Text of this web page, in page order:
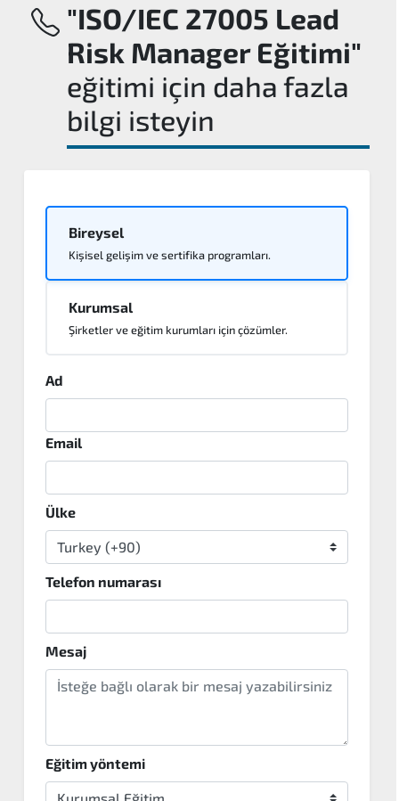
"ISO/IEC 27005 Lead
Risk Manager Eğitimi"
eğitimi için daha fazla
bilgi isteyin
Bireysel
Kişisel gelişim ve sertifika programları.
Kurumsal
Şirketler ve eğitim kurumları için çözümler.
Ad
Email
Ülke
Telefon numarası
Mesaj
Eğitim yöntemi